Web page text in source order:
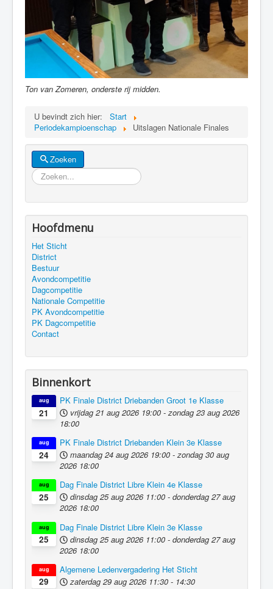
Ton van Zomeren, onderste rij midden.
U bevindt zich hier:
Start
Periodekampioenschap
Uitslagen Nationale Finales
Zoeken
Zoeken
Hoofdmenu
Het Sticht
District
Bestuur
Avondcompetitie
Dagcompetitie
Nationale Competitie
PK Avondcompetitie
PK Dagcompetitie
Contact
Binnenkort
21
aug
PK Finale District Driebanden Groot 1e Klasse
vrijdag 21 aug 2026 19:00 - zondag 23 aug 2026
18:00
24
aug
PK Finale District Driebanden Klein 3e Klasse
maandag 24 aug 2026 19:00 - zondag 30 aug
2026 18:00
25
aug
Dag Finale District Libre Klein 4e Klasse
dinsdag 25 aug 2026 11:00 - donderdag 27 aug
2026 18:00
25
aug
Dag Finale District Libre Klein 3e Klasse
dinsdag 25 aug 2026 11:00 - donderdag 27 aug
2026 18:00
29
aug
Algemene Ledenvergadering Het Sticht
zaterdag 29 aug 2026 11:30 - 14:30